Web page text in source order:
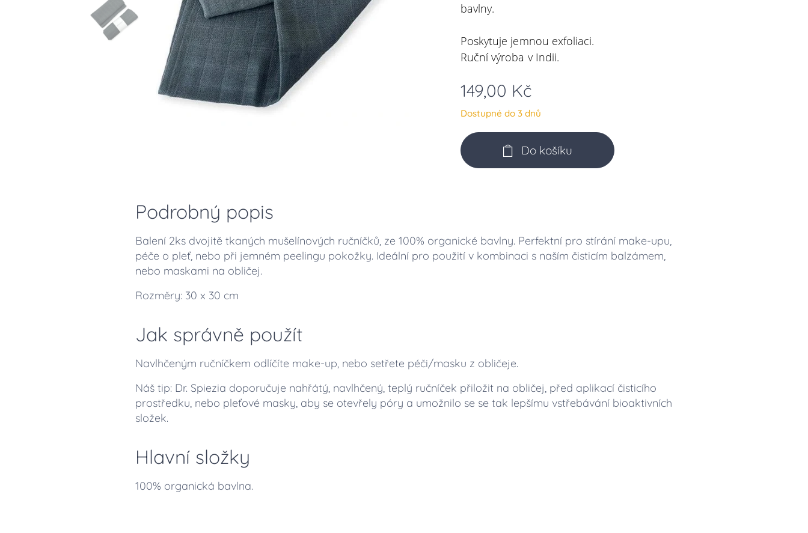
bavlny.
Poskytuje jemnou exfoliaci.
Ruční výroba v Indii.
149,00 Kč
Dostupné do 3 dnů
Do košíku
Podrobný popis
Balení 2ks dvojitě tkaných mušelínových ručníčků, ze 100% organické bavlny. Perfektní pro stírání make-upu,
péče o pleť, nebo při jemném peelingu pokožky. Ideální pro použití v kombinaci s naším čisticím balzámem,
nebo maskami na obličej.
Rozměry: 30 x 30 cm
Jak správně použít
Navlhčeným ručníčkem odlíčíte make-up, nebo setřete péči/masku z obličeje.
Náš tip: Dr. Spiezia doporučuje nahřátý, navlhčený, teplý ručníček přiložit na obličej, před aplikací čisticího
prostředku, nebo pleťové masky, aby se otevřely póry a umožnilo se se tak lepšímu vstřebávání bioaktivních
složek.
Hlavní složky
100% organická bavlna.